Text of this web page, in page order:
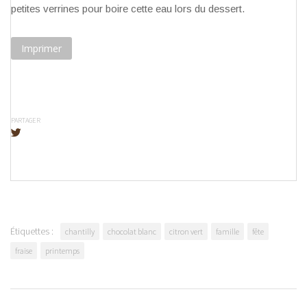
petites verrines pour boire cette eau lors du dessert.
Imprimer
PARTAGER
Étiquettes : chantilly chocolat blanc citron vert famille
fête
fraise
printemps